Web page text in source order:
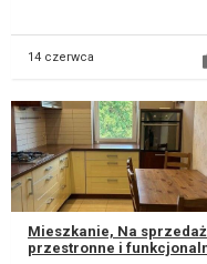
14 czerwca
Mieszkanie, Na sprzedaż
przestronne i